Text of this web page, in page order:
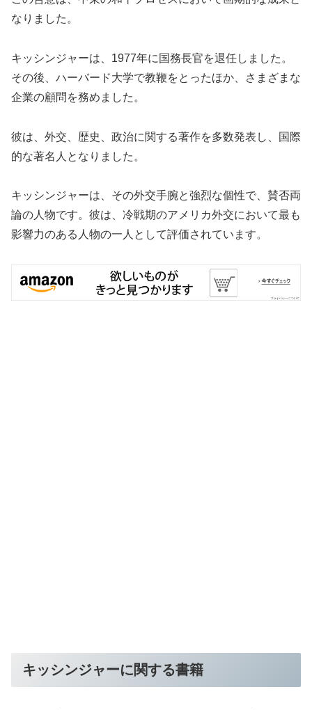
なりました。
キッシンジャーは、1977年に国務長官を退任しました。
その後、ハーバード大学で教鞭をとったほか、さまざまな
企業の顧問を務めました。
彼は、外交、歴史、政治に関する著作を多数発表し、国際
的な著名人となりました。
キッシンジャーは、その外交手腕と強烈な個性で、賛否両
論の人物です。彼は、冷戦期のアメリカ外交において最も
影響力のある人物の一人として評価されています。
キッシンジャーに関する書籍